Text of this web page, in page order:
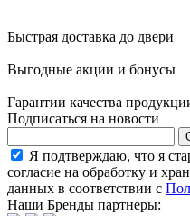
Быстрая доставка до двери
Выгодные акции и бонусы
Гарантии качества
Подписаться на новости
Я подтверждаю, что я
согласие на обработку и
данных в соответствии с
Наши Бренды партнеры: